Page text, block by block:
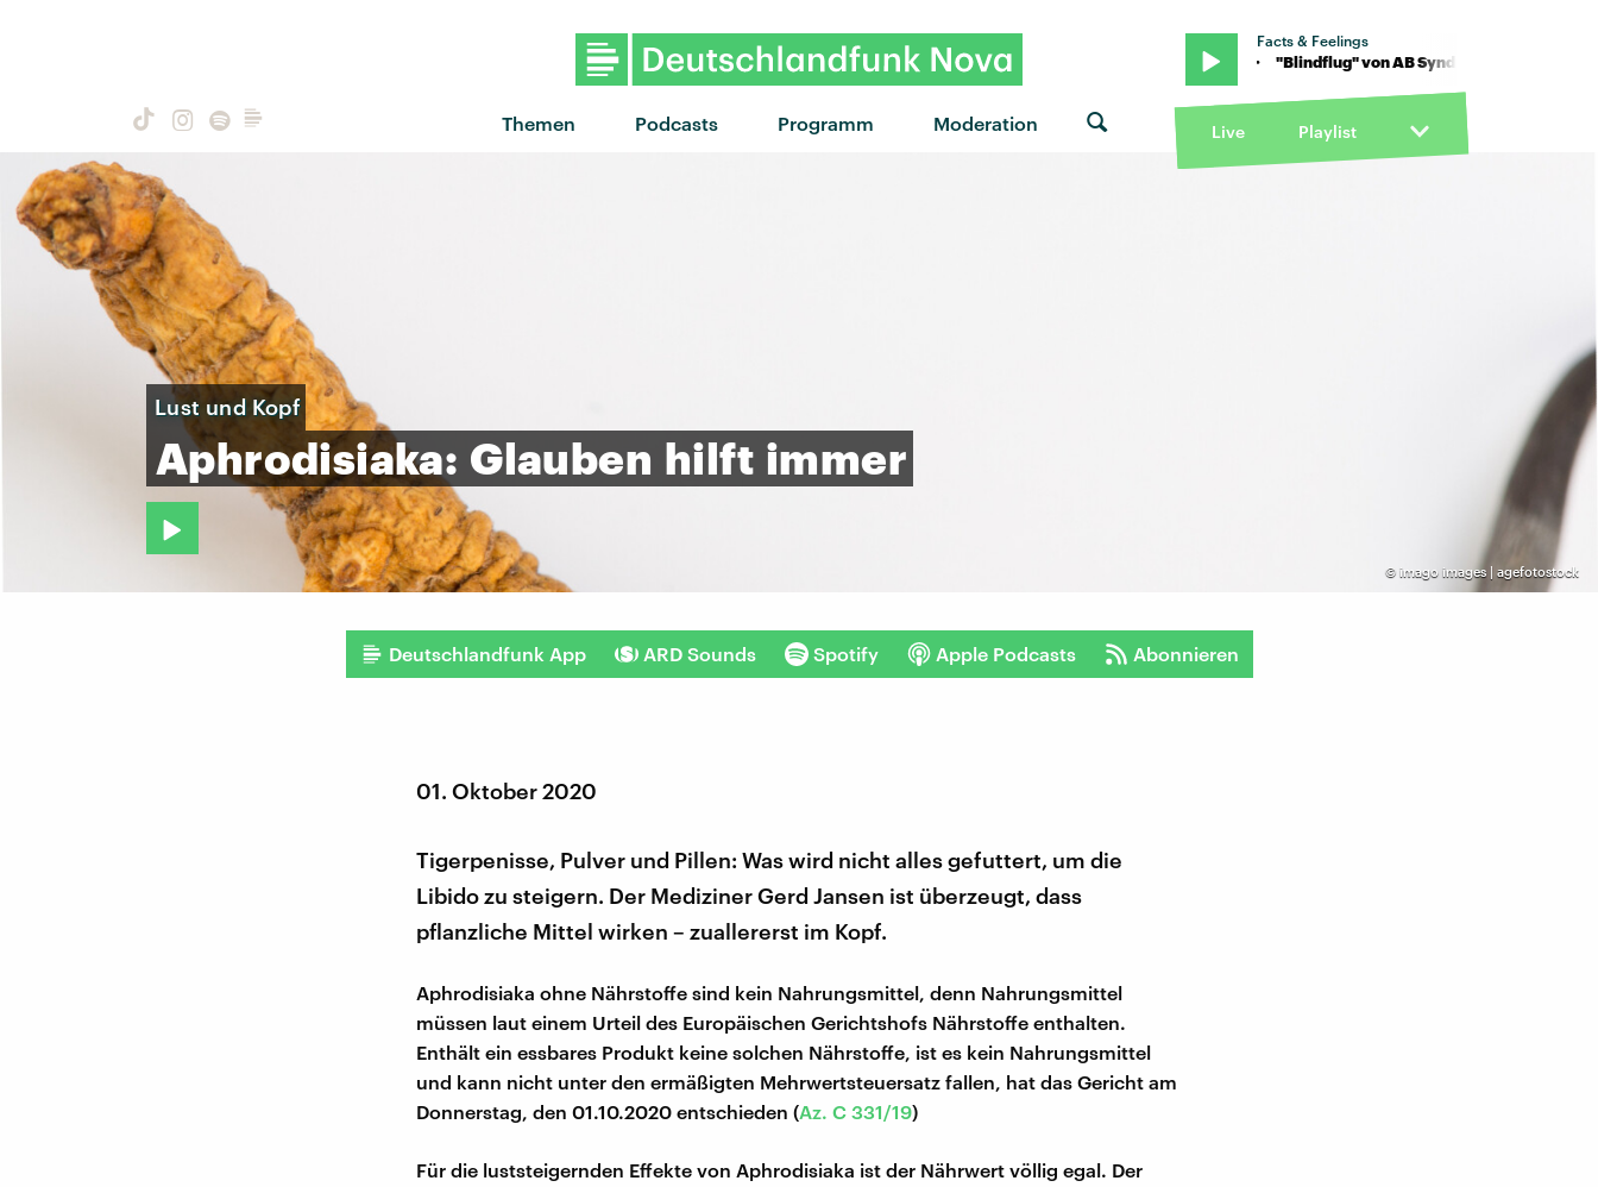
Themen Podcasts Programm Moderation
Facts & Feelings
"Blindflug" von AB Syndrom feat. Trille · "Blindflug" von AB Syndrom feat. Trille · "Blindflug"
Live Playlist
© imago images | agefotostock
Lust und Kopf
Aphrodisiaka: Glauben hilft immer
Deutschlandfunk App ARD Sounds Spotify Apple Podcasts Abonnieren
01. Oktober 2020
Tigerpenisse, Pulver und Pillen: Was wird nicht alles gefuttert, um die
Libido zu steigern. Der Mediziner Gerd Jansen ist überzeugt, dass
pflanzliche Mittel wirken – zuallererst im Kopf.
Aphrodisiaka ohne Nährstoffe sind kein Nahrungsmittel, denn Nahrungsmittel
müssen laut einem Urteil des Europäischen Gerichtshofs Nährstoffe enthalten.
Enthält ein essbares Produkt keine solchen Nährstoffe, ist es kein Nahrungsmittel
und kann nicht unter den ermäßigten Mehrwertsteuersatz fallen, hat das Gericht am
Donnerstag, den 01.10.2020 entschieden (Az. C 331/19)
Für die luststeigernden Effekte von Aphrodisiaka ist der Nährwert völlig egal. Der